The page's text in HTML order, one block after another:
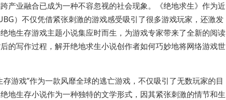
产业融合已成为一种不容忽视的社会现象。《绝地求生》作为近
）不仅凭借紧张刺激的游戏感受吸引了很多游戏玩家，还激发
地生存游戏主题小说集应时而生，为游戏专家带来了全新的阅读
的写作过程，解开绝地求生小说创作者如何巧妙地将网络游戏世
游戏”作为一款风靡全球的逃亡游戏，不仅吸引了无数玩家的目
地生存小说作为一种独特的文学形式，因其紧张刺激的情节和生